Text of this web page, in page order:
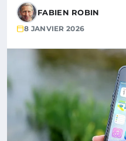
FABIEN ROBIN
8 JANVIER 2026